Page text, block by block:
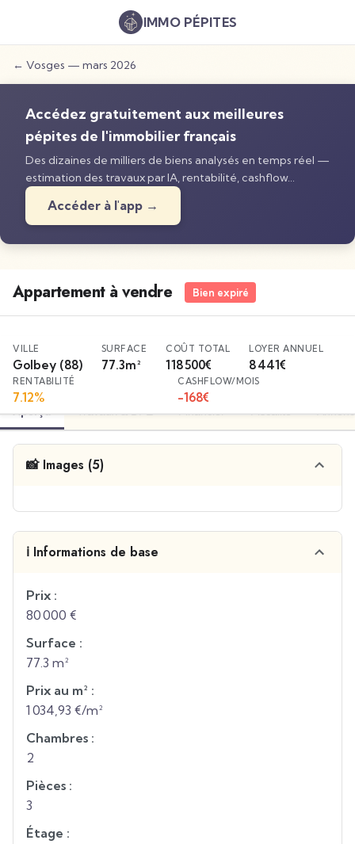
IMMOPÉPITES
← Vosges — mars 2026
Accédez gratuitement aux meilleures
pépites de l'immobilier français
Des dizaines de milliers de biens analysés en temps réel —
estimation des travaux par IA, rentabilité, cashflow…
Accéder à l'app →
Appartement à vendre Bien expiré
VILLE
Golbey (88)
SURFACE
77.3m²
COÛT TOTAL
118 500€
LOYER ANNUEL
8 441€
RENTABILITÉ
7.12%
CASHFLOW/MOIS
-168€
Aperçu Travaux & DPE Financier Fiscalité
📸 Images (5)
ℹ️ Informations de base
Prix :
80 000 €
Surface :
77.3 m²
Prix au m² :
1 034,93 €/m²
Chambres :
2
Pièces :
3
Étage :